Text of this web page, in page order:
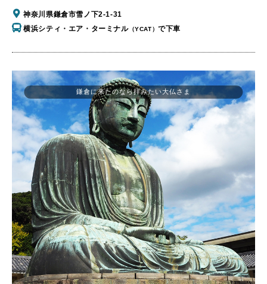
神奈川県鎌倉市雪ノ下2-1-31
横浜シティ・エア・ターミナル（YCAT）で下車
鎌倉に来たのなら拝みたい大仏さま